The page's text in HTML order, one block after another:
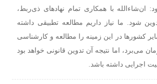
ان‌شاءالله با همکاری تمام نهادهای ذی‌ربط،
شود. ما نیاز داریم مطالعه تطبیقی داشته
کشورها در این زمینه را مطالعه و کارشناسی
می‌برد، اما نتیجه آن تدوین قانونی خواهد بود
اجرایی داشته باشد.